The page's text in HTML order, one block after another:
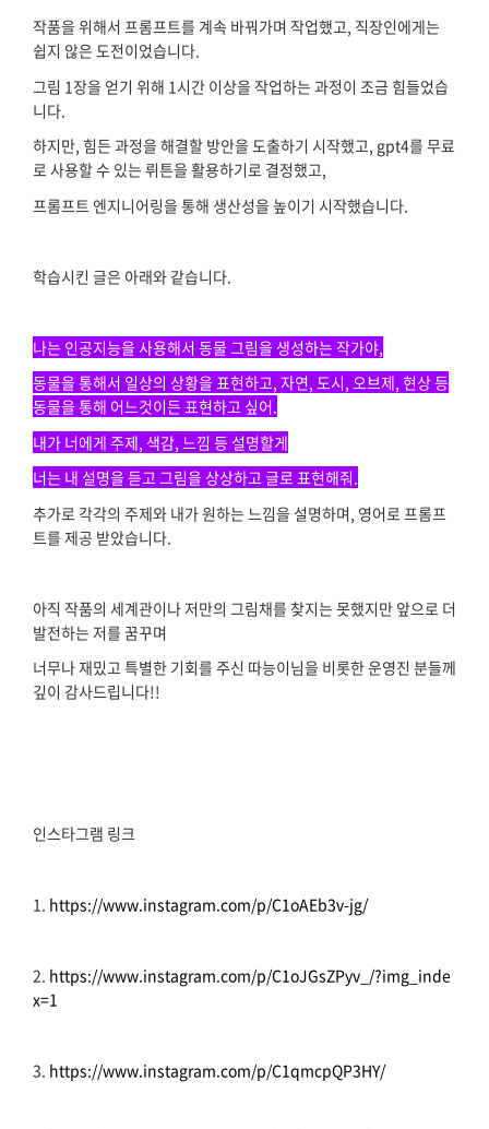
작품을 위해서 프롬프트를 계속 바꿔가며 작업했고, 직장인에게는
쉽지 않은 도전이었습니다.
그림 1장을 얻기 위해 1시간 이상을 작업하는 과정이 조금 힘들었습
니다.
하지만, 힘든 과정을 해결할 방안을 도출하기 시작했고, gpt4를 무료
로 사용할 수 있는 뤼튼을 활용하기로 결정했고,
프롬프트 엔지니어링을 통해 생산성을 높이기 시작했습니다.
학습시킨 글은 아래와 같습니다.
나는 인공지능을 사용해서 동물 그림을 생성하는 작가야,
동물을 통해서 일상의 상황을 표현하고, 자연, 도시, 오브제, 현상 등
동물을 통해 어느것이든 표현하고 싶어.
내가 너에게 주제, 색감, 느낌 등 설명할게
너는 내 설명을 듣고 그림을 상상하고 글로 표현해줘.
추가로 각각의 주제와 내가 원하는 느낌을 설명하며, 영어로 프롬프
트를 제공 받았습니다.
아직 작품의 세계관이나 저만의 그림채를 찾지는 못했지만 앞으로 더
발전하는 저를 꿈꾸며
너무나 재밌고 특별한 기회를 주신 따능이님을 비롯한 운영진 분들께
깊이 감사드립니다!!
인스타그램 링크
1. https://www.instagram.com/p/C1oAEb3v-jg/
2. https://www.instagram.com/p/C1oJGsZPyv_/?img_inde
x=1
3. https://www.instagram.com/p/C1qmcpQP3HY/